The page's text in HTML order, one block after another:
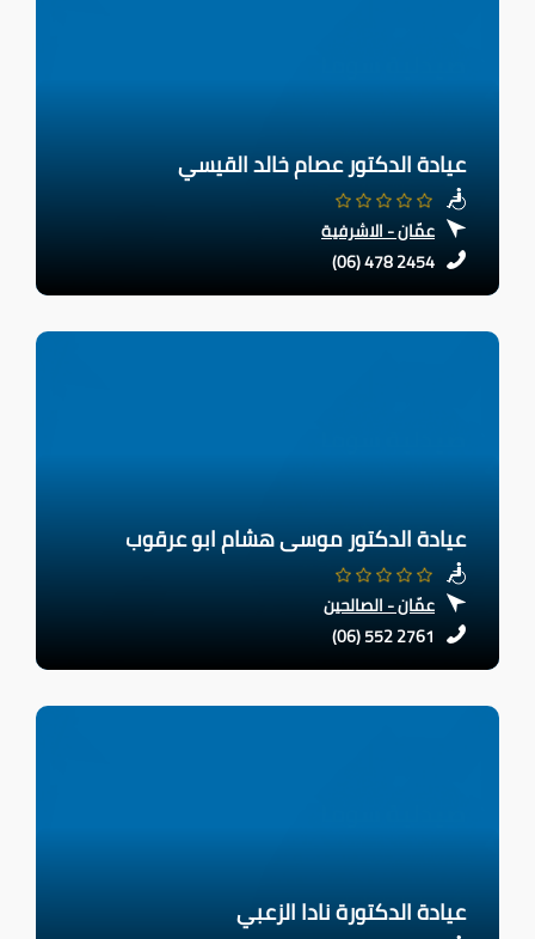
عيادة الدكتور عصام خالد القيسي
عمّان - الاشرفية
(06) 478 2454
عيادة الدكتور موسى هشام ابو عرقوب
عمّان - الصالحين
(06) 552 2761
عيادة الدكتورة نادا الزعبي